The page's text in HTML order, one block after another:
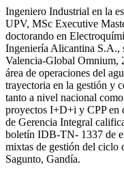
Ingeniero Industrial en la
UPV, MSc Executive
doctorando en
Ingeniería Alicantina S.A.,
Valencia-Global Omnium,
área de operaciones del
trayectoria en la gestión y
tanto a nivel nacional
proyectos I+D+i y CPP en
de Gerencia Integral
boletín IDB-TN- 1337 de
mixtas de gestión del ciclo
Sagunto, Gandía.